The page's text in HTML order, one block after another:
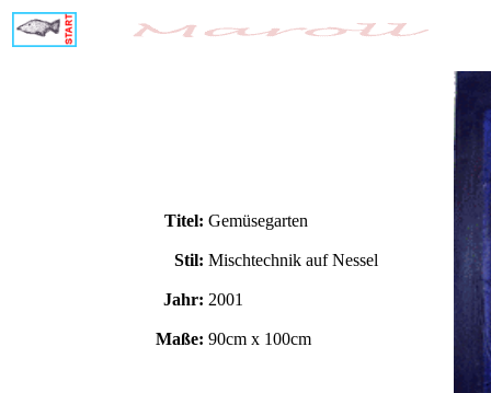
Titel:
Stil:
Jahr:
Maße:
Gemüsegarten
Mischtechnik auf Nessel
2001
90cm x 100cm